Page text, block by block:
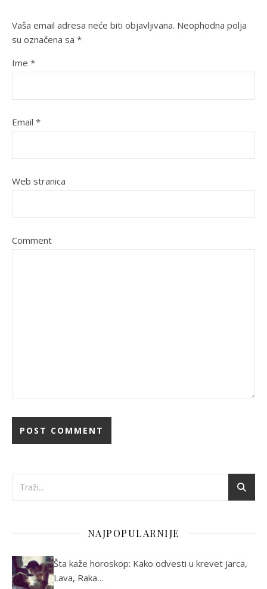
Vaša email adresa neće biti objavljivana. Neophodna polja
su označena sa *
Ime *
Email *
Web stranica
Comment
NAJPOPULARNIJE
Šta kaže horoskop: Kako odvesti u krevet Jarca,
Lava, Raka…